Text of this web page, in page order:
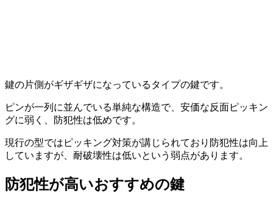
鍵の片側がギザギザになっているタイプの鍵です。
ピンが一列に並んでいる単純な構造で、安価な反面ピッキン
グに弱く、防犯性は低めです。
現行の型ではピッキング対策が講じられており防犯性は向上
していますが、耐破壊性は低いという弱点があります。
防犯性が高いおすすめの鍵